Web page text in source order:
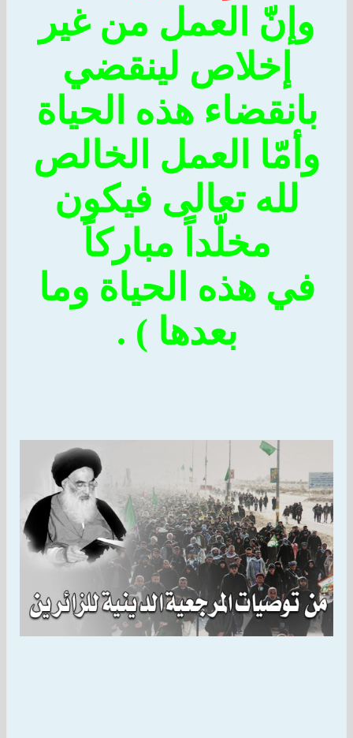
العمل من غير
إخلاص لينقضي
هذه الحياة
العمل الخالص
لله تعالى فيكون
مخلّداً مباركاً
هذه الحياة وما
بعدها ) .